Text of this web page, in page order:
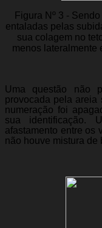
Figura Nº 3 -
entaladas pelas
sua colagem no
menos lateralmente
Uma questão não
provocada pela areia
numeração foi
sua
afastamento entre os
não houve mistura de